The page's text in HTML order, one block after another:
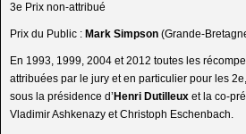
3e Prix non-attribué
Prix du Public : Mark Simpson (Grande-
En 1993, 1999, 2004 et 2012 toutes les
attribuées par le jury et en particulier pour les
sous la présidence d’ Henri Dutilleux et la co-
Vladimir Ashkenazy et Christoph Eschenbach.